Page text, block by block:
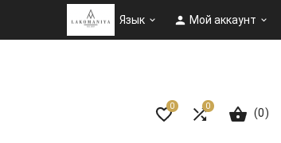
Язык   Мой аккаунт 
0 0
(0)